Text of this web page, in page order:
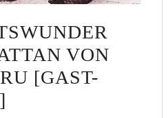
VON
[GAST-